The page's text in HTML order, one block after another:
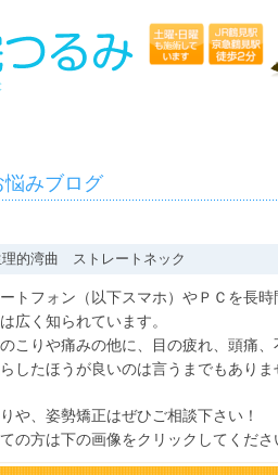
悩みブログ
理的湾曲 ストレートネック
トフォン（以下スマホ）やＰＣを長
広く知られています。
こりや痛みの他に、目の疲れ、頭痛
したほうが良いのは言うまでもありま
や、姿勢矯正はぜひご相談下さい！
の方は下の画像をクリックしてくださ